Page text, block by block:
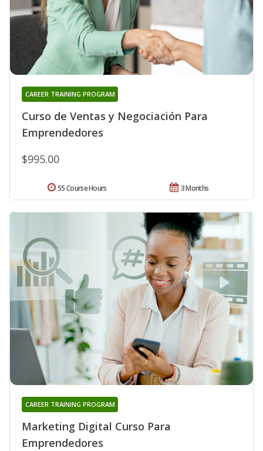
Curso de Ventas y Negociación Para
Emprendedores
CAREER TRAINING PROGRAM
$995.00
3 Months
55 Course Hours
Marketing Digital Curso Para
Emprendedores
CAREER TRAINING PROGRAM